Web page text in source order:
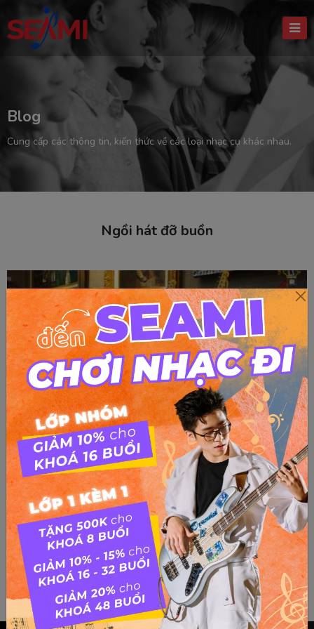
Blog
Cung cấp các thông tin, kiến thức về các loại nhạc cụ khác nhau.
Ngồi hát đỡ buồn
Hướng dẫn đệm hát “Ngồi hát đỡ buồn” – Piano
Hướng dẫn đệm hát “Ngồi hát đỡ buồn” – Piano “Ngồi hát đỡ
buồn” là một trong những bài hát được yêu thích của ca sĩ
Lệ Quyên. Bài hát có giai điệu đầy cảm xúc và lời ca tình
cảm, được nhiều người yêu thích và truyền tai nhau...